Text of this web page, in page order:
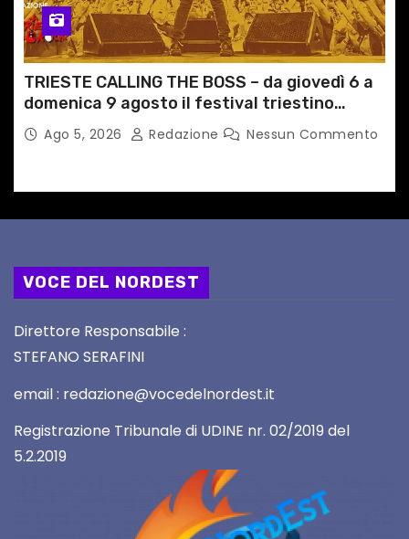
TRIESTE CALLING THE BOSS – da giovedì 6 a
domenica 9 agosto il festival triestino
dedicato a Springsteen
Ago 5, 2026 Redazione Nessun Commento
VOCE DEL NORDEST
Direttore Responsabile :
STEFANO SERAFINI
email : redazione@vocedelnordest.it
Registrazione Tribunale di UDINE nr. 02/2019 del
5.2.2019